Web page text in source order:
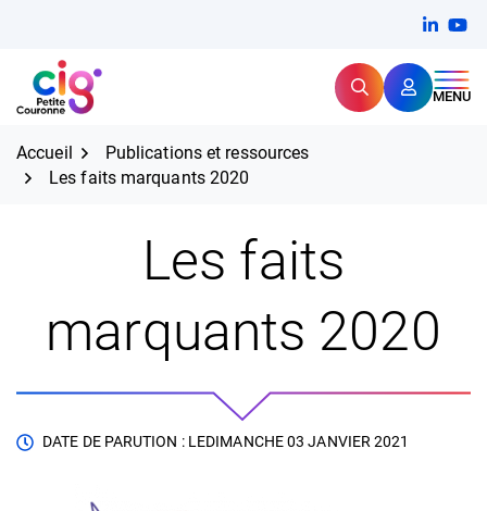
contenu
CIG Petite Couronne RechercherMENU
Expertise et proximité pour
Accueil
Publications et ressources
Les faits marquants 2020
Les faits
marquants 2020
DATE DE PARUTION : LEDIMANCHE 03 JANVIER 2021